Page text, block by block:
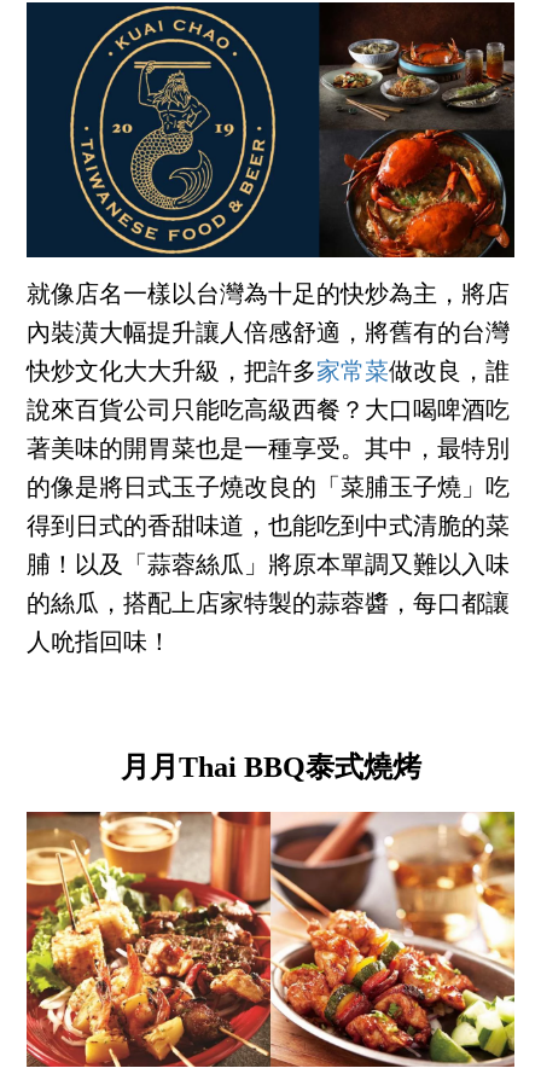
就像店名一樣以台灣為十足的快炒為主，將店
內裝潢大幅提升讓人倍感舒適，將舊有的台灣
快炒文化大大升級，把許多家常菜做改良，誰
說來百貨公司只能吃高級西餐？大口喝啤酒吃
著美味的開胃菜也是一種享受。其中，最特別
的像是將日式玉子燒改良的「菜脯玉子燒」吃
得到日式的香甜味道，也能吃到中式清脆的菜
脯！以及「蒜蓉絲瓜」將原本單調又難以入味
的絲瓜，搭配上店家特製的蒜蓉醬，每口都讓
人吮指回味！
月月Thai BBQ泰式燒烤